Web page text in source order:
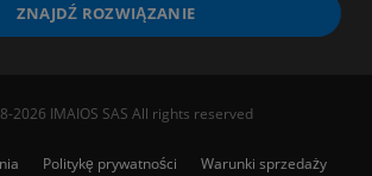
ZNAJDŹ ROZWIĄZANIE
2026 IMAIOS SAS All rights reserved
Politykę prywatności Warunki sprzedaży